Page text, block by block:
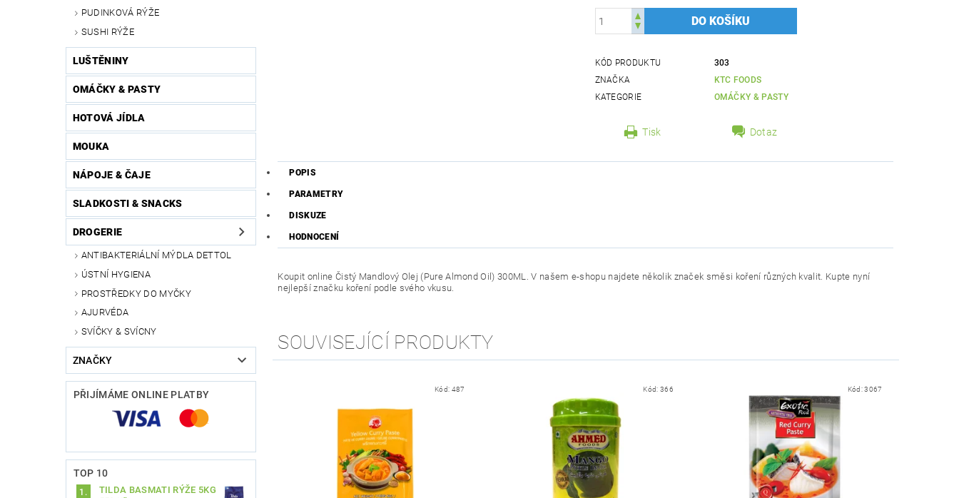
PUDINKOVÁ RÝŽE
SUSHI RÝŽE
LUŠTĚNINY
OMÁČKY & PASTY
HOTOVÁ JÍDLA
MOUKA
NÁPOJE & ČAJE
SLADKOSTI & SNACKS
DROGERIE
ANTIBAKTERIÁLNÍ MÝDLA DETTOL
ÚSTNÍ HYGIENA
PROSTŘEDKY DO MYČKY
AJURVÉDA
SVÍČKY & SVÍCNY
ZNAČKY
PŘIJÍMÁME ONLINE PLATBY
TOP 10
TILDA BASMATI RÝŽE 5KG
KÓD PRODUKTU
303
ZNAČKA
KTC FOODS
KATEGORIE
OMÁČKY & PASTY
Tisk Dotaz
POPIS
PARAMETRY
DISKUZE
HODNOCENÍ
Koupit online Čistý Mandlový Olej (Pure Almond Oil) 300ML. V našem e-shopu najdete několik značek směsi koření různých kvalit. Kupte nyní
nejlepší značku koření podle svého vkusu.
SOUVISEJÍCÍ PRODUKTY
Kód: 487 Kód:366 Kód:3067